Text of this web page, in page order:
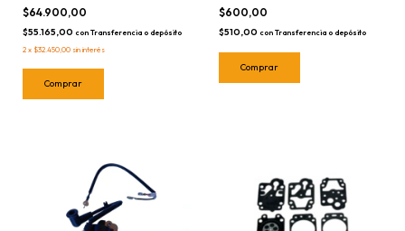
$64.900,00
$55.165,00 con Transferencia o depósito
2 x $32.450,00 sin interés
$600,00
$510,00 con Transferencia o depósito